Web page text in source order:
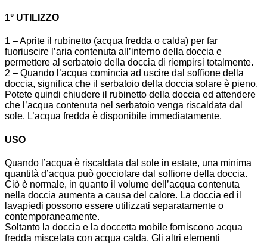
1° UTILIZZO
1 – Aprite il rubinetto (acqua fredda o calda) per far
fuoriuscire l’aria contenuta all’interno della doccia e
permettere al serbatoio della doccia di riempirsi totalmente.
2 – Quando l’acqua comincia ad uscire dal soffione della
doccia, significa che il serbatoio della doccia solare è pieno.
Potete quindi chiudere il rubinetto della doccia ed attendere
che l’acqua contenuta nel serbatoio venga riscaldata dal
sole. L’acqua fredda è disponibile immediatamente.
USO
Quando l’acqua è riscaldata dal sole in estate, una minima
quantità d’acqua può gocciolare dal soffione della doccia.
Ciò è normale, in quanto il volume dell’acqua contenuta
nella doccia aumenta a causa del calore. La doccia ed il
lavapiedi possono essere utilizzati separatamente o
contemporaneamente.
Soltanto la doccia e la doccetta mobile forniscono acqua
fredda miscelata con acqua calda. Gli altri elementi